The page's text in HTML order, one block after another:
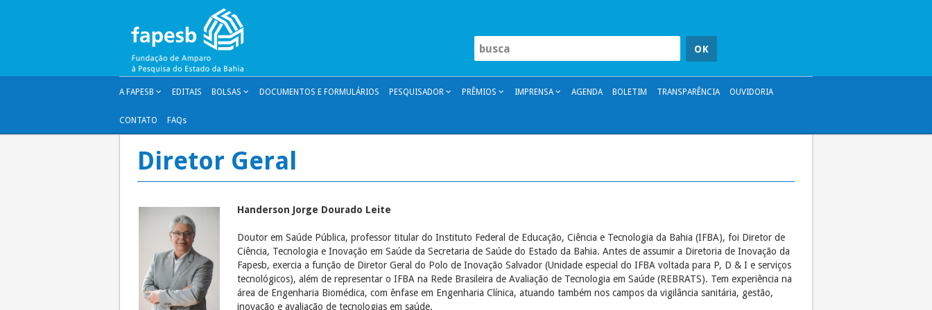
A FAPESB EDITAIS BOLSAS DOCUMENTOS E FORMULÁRIOS PESQUISADOR PRÊMIOS IMPRENSA AGENDA BOLETIM TRANSPARÊNCIA OUVIDORIA
CONTATO FAQs
Diretor Geral
Handerson Jorge Dourado Leite
Doutor em Saúde Pública, professor titular do Instituto Federal de Educação, Ciência e Tecnologia da Bahia (IFBA), foi Diretor de
Ciência, Tecnologia e Inovação em Saúde da Secretaria de Saúde do Estado da Bahia. Antes de assumir a Diretoria de Inovação da
Fapesb, exercia a função de Diretor Geral do Polo de Inovação Salvador (Unidade especial do IFBA voltada para P, D & I e serviços
tecnológicos), além de representar o IFBA na Rede Brasileira de Avaliação de Tecnologia em Saúde (REBRATS). Tem experiência na
área de Engenharia Biomédica, com ênfase em Engenharia Clínica, atuando também nos campos da vigilância sanitária, gestão,
inovação e avaliação de tecnologias em saúde.